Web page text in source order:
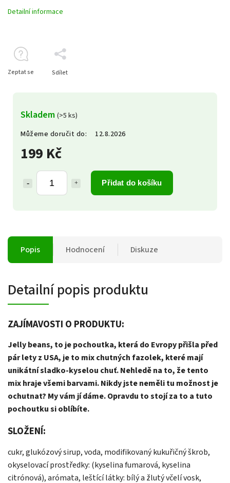
199 Kč
Přidat do košíku
Skladem (>5 ks)
Můžeme doručit do:
12.8.2026
Detailní informace
Zeptat se Sdílet
Popis Hodnocení Diskuze
Detailní popis produktu
ZAJÍMAVOSTI O PRODUKTU:
Jelly beans, to je pochoutka, která do Evropy přišla před
pár lety z USA, je to mix chutných fazolek, které mají
unikátní sladko-kyselou chuť. Nehledě na to, že tento
mix hraje všemi barvami. Nikdy jste neměli tu možnost je
ochutnat? My vám jí dáme. Opravdu to stojí za to a tuto
pochoutku si oblíbíte.
SLOŽENÍ:
cukr, glukózový sirup, voda, modifikovaný kukuřičný škrob,
okyselovací prostředky: (kyselina fumarová, kyselina
citrónová), arómata, leštící látky: bílý a žlutý včelí vosk,